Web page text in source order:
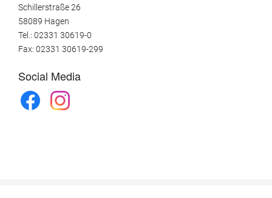
Schillerstraße 26
58089 Hagen
Tel.: 02331 30619-0
Fax: 02331 30619-299
Social Media